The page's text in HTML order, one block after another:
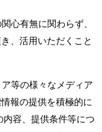
心有無に関わらず、
、活用いただくこと
等の様々なメディア
報の提供を積極的に
容、提供条件等につ